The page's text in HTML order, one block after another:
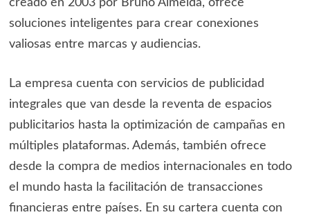
creado en 2003 por Bruno Almeida, ofrece
soluciones inteligentes para crear conexiones
valiosas entre marcas y audiencias.
La empresa cuenta con servicios de publicidad
integrales que van desde la reventa de espacios
publicitarios hasta la optimización de campañas en
múltiples plataformas. Además, también ofrece
desde la compra de medios internacionales en todo
el mundo hasta la facilitación de transacciones
financieras entre países. En su cartera cuenta con